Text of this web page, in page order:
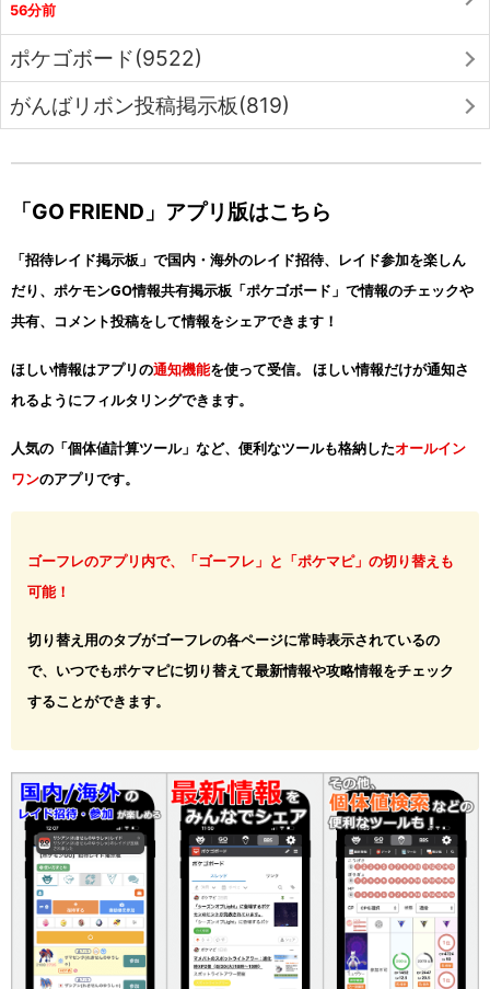
56分前
ポケゴボード(9522)
がんばリボン投稿掲示板(819)
「GO FRIEND」アプリ版はこちら
「招待レイド掲示板」で国内・海外のレイド招待、レイド参加を楽しん
だり、ポケモンGO情報共有掲示板「ポケゴボード」で情報のチェックや
共有、コメント投稿をして情報をシェアできます！
ほしい情報はアプリの通知機能を使って受信。 ほしい情報だけが通知さ
れるようにフィルタリングできます。
人気の「個体値計算ツール」など、便利なツールも格納したオールイン
ワンのアプリです。
ゴーフレのアプリ内で、「ゴーフレ」と「ポケマピ」の切り替えも
可能！
切り替え用のタブがゴーフレの各ページに常時表示されているの
で、いつでもポケマピに切り替えて最新情報や攻略情報をチェック
することができます。